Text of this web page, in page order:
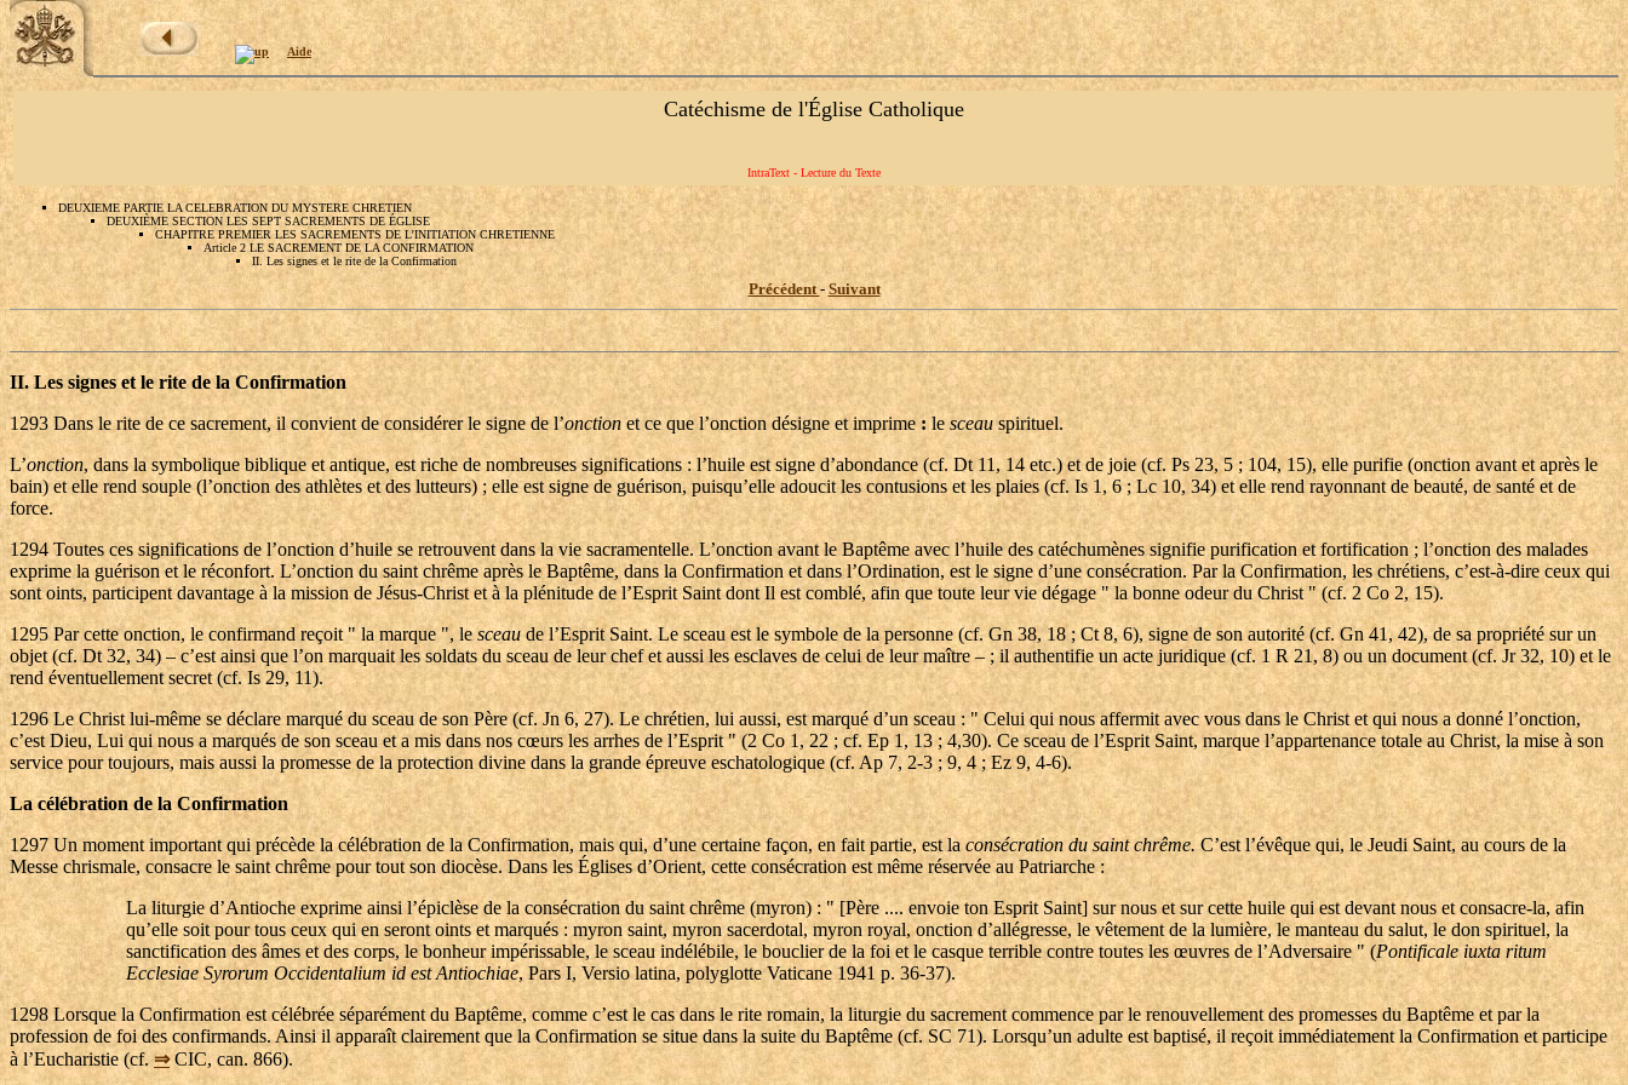
Aide
Catéchisme de l'Église Catholique
IntraText - Lecture du Texte
DEUXIEME PARTIE LA CELEBRATION DU MYSTERE CHRETIEN
DEUXIÈME SECTION LES SEPT SACREMENTS DE ÉGLISE
CHAPITRE PREMIER LES SACREMENTS DE L’INITIATION CHRETIENNE
Article 2 LE SACREMENT DE LA CONFIRMATION
II. Les signes et le rite de la Confirmation
Précédent- Suivant
II. Les signes et le rite de la Confirmation
1293 Dans le rite de ce sacrement, il convient de considérer le signe de l’onctionet ce que l’onction désigne et imprime : le sceauspirituel.
L’onction, dans la symbolique biblique et antique, est riche de nombreuses significations : l’huile est signe d’abondance (cf. Dt 11, 14 etc.) et de joie (cf. Ps 23, 5 ; 104, 15), elle purifie (onction avant et après le
bain) et elle rend souple (l’onction des athlètes et des lutteurs) ; elle est signe de guérison, puisqu’elle adoucit les contusions et les plaies (cf. Is 1, 6 ; Lc 10, 34) et elle rend rayonnant de beauté, de santé et de
force.
1294 Toutes ces significations de l’onction d’huile se retrouvent dans la vie sacramentelle. L’onction avant le Baptême avec l’huile des catéchumènes signifie purification et fortification ; l’onction des malades
exprime la guérison et le réconfort. L’onction du saint chrême après le Baptême, dans la Confirmation et dans l’Ordination, est le signe d’une consécration. Par la Confirmation, les chrétiens, c’est-à-dire ceux qui
sont oints, participent davantage à la mission de Jésus-Christ et à la plénitude de l’Esprit Saint dont Il est comblé, afin que toute leur vie dégage " la bonne odeur du Christ " (cf. 2 Co 2, 15).
1295 Par cette onction, le confirmand reçoit " la marque ", lesceaude l’Esprit Saint. Le sceau est le symbole de la personne (cf. Gn 38, 18 ; Ct 8, 6), signe de son autorité (cf. Gn 41, 42), de sa propriété sur un
objet (cf. Dt 32, 34) – c’est ainsi que l’on marquait les soldats du sceau de leur chef et aussi les esclaves de celui de leur maître – ; il authentifie un acte juridique (cf. 1 R 21, 8) ou un document (cf. Jr 32, 10) et le
rend éventuellement secret (cf. Is 29, 11).
1296 Le Christ lui-même se déclare marqué du sceau de son Père (cf. Jn 6, 27). Le chrétien, lui aussi, est marqué d’un sceau : " Celui qui nous affermit avec vous dans le Christ et qui nous a donné l’onction,
c’est Dieu, Lui qui nous a marqués de son sceau et a mis dans nos cœurs les arrhes de l’Esprit " (2 Co 1, 22 ; cf. Ep 1, 13 ; 4,30). Ce sceau de l’Esprit Saint, marque l’appartenance totale au Christ, la mise à son
service pour toujours, mais aussi la promesse de la protection divine dans la grande épreuve eschatologique (cf. Ap 7, 2-3 ; 9, 4 ; Ez 9, 4-6).
La célébration de la Confirmation
1297 Un moment important qui précède la célébration de la Confirmation, mais qui, d’une certaine façon, en fait partie, est laconsécration du saint chrême.C’est l’évêque qui, le Jeudi Saint, au cours de la
Messe chrismale, consacre le saint chrême pour tout son diocèse. Dans les Églises d’Orient, cette consécration est même réservée au Patriarche :
La liturgie d’Antioche exprime ainsi l’épiclèse de la consécration du saint chrême (myron) : " [Père .... envoie ton Esprit Saint] sur nous et sur cette huile qui est devant nous et consacre-la, afin
qu’elle soit pour tous ceux qui en seront oints et marqués : myron saint, myron sacerdotal, myron royal, onction d’allégresse, le vêtement de la lumière, le manteau du salut, le don spirituel, la
sanctification des âmes et des corps, le bonheur impérissable, le sceau indélébile, le bouclier de la foi et le casque terrible contre toutes les œuvres de l’Adversaire " (Pontificale iuxta ritum
Ecclesiae Syrorum Occidentalium id est Antiochiae, Pars I, Versio latina, polyglotte Vaticane 1941 p. 36-37).
1298 Lorsque la Confirmation est célébrée séparément du Baptême, comme c’est le cas dans le rite romain, la liturgie du sacrement commence par le renouvellement des promesses du Baptême et par la
profession de foi des confirmands. Ainsi il apparaît clairement que la Confirmation se situe dans la suite du Baptême (cf. SC 71). Lorsqu’un adulte est baptisé, il reçoit immédiatement la Confirmation et participe
à l’Eucharistie (cf.⇒CIC, can. 866).